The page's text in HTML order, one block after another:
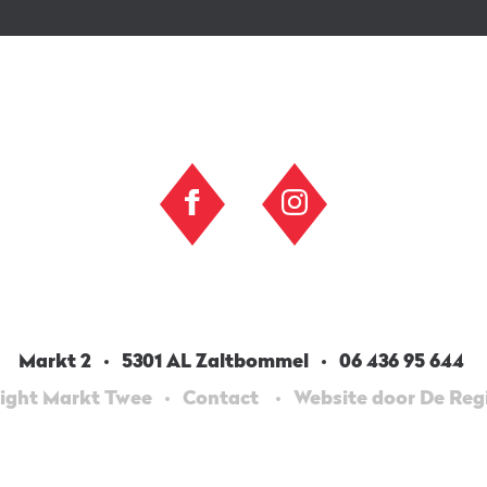
Markt 2 5301 AL Zaltbommel
06 436 95 644
Markt Twee
Contact Website door De